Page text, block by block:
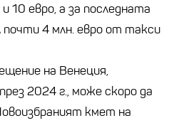
10 евро, а за последната
почти 4 млн. евро от такси
на Венеция,
2024 г., може скоро да
кмет на